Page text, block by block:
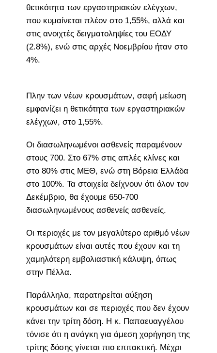
θετικότητα των εργαστηριακών ελέγχων,
που κυμαίνεται πλέον στο 1,55%, αλλά και
στις ανοιχτές δειγματοληψίες του ΕΟΔΥ
(2.8%), ενώ στις αρχές Νοεμβρίου ήταν στο
4%.
Πλην των νέων κρουσμάτων, σαφή μείωση
εμφανίζει η θετικότητα των εργαστηριακών
ελέγχων, στο 1,55%.
Οι διασωληνωμένοι ασθενείς παραμένουν
στους 700. Στο 67% στις απλές κλίνες και
στο 80% στις ΜΕΘ, ενώ στη Βόρεια Ελλάδα
στο 100%. Τα στοιχεία δείχνουν ότι όλον τον
Δεκέμβριο, θα έχουμε 650-700
διασωληνωμένους ασθενείς ασθενείς.
Οι περιοχές με τον μεγαλύτερο αριθμό νέων
κρουσμάτων είναι αυτές που έχουν και τη
χαμηλότερη εμβολιαστική κάλυψη, όπως
στην Πέλλα.
Παράλληλα, παρατηρείται αύξηση
κρουσμάτων και σε περιοχές που δεν έχουν
κάνει την τρίτη δόση. Η κ. Παπαευαγγέλου
τόνισε ότι η ανάγκη για άμεση χορήγηση της
τρίτης δόσης γίνεται πιο επιτακτική. Μέχρι